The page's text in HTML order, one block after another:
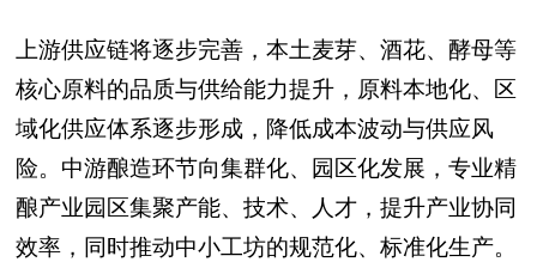
上游供应链将逐步完善，本土麦芽、酒花、酵母等
核心原料的品质与供给能力提升，原料本地化、区
域化供应体系逐步形成，降低成本波动与供应风
险。中游酿造环节向集群化、园区化发展，专业精
酿产业园区集聚产能、技术、人才，提升产业协同
效率，同时推动中小工坊的规范化、标准化生产。